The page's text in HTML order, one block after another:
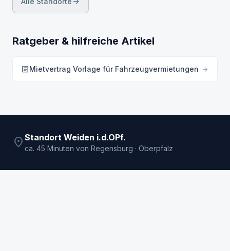
Ratgeber & hilfreiche Artikel
articleMietvertrag Vorlage für Fahrzeugvermietungen arrow_forward
location_on Standort Weiden i.d.OPf.
ca. 45 Minuten von Regensburg · Oberpfalz